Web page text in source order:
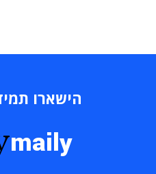
הישארו
maily